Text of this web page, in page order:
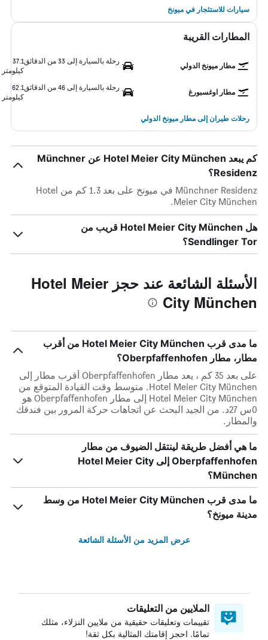
سيارات للاستئجار في ميونخ
المطارات القريبة
مطار ميونخ الدولي
رحلة بالسيارة إلى 33 من الدقائق
37.1
كيلومتر
مطار اوغسبورغ
رحلة بالسيارة إلى 46 من الدقائق
62.1
كيلومتر
رحلات طيران إلى مطار ميونخ الدولي
كم يبعد Hotel Meier City München عن Münchner
Residenz؟
Münchner Residenz في ميونخ على بعد 1.3 كم من Hotel
Meier City München.
هل Hotel Meier City München قريب من
Sendlinger Tor؟
الأسئلة الشائعة عند حجز Hotel Meier
City München
ما مدى قرب Hotel Meier City München من أقرب
مطار، مطار Oberpfaffenhofen؟
على بعد 35 كم ، يعد مطار Oberpfaffenhofen أقرب مطار إلى
Hotel Meier City München. متوسط وقت القيادة المتوقع من
Hotel Meier City München إلى مطار Oberpfaffenhofen هو
0س 27د. من الجيد البحث عن اتجاهات حركة المرور بين فندقك
والمطار.
ما هي أفضل طريقة لينتقل الضيوف من مطار
Oberpfaffenhofen إلى Hotel Meier City
München؟
ما مدى قرب Hotel Meier City München من وسط
مدينة ميونخ؟
عرض المزيد من الأسئلة الشائعة
الملايين من التعليقات
تقييمات وتعليقات حقيقية من ملايين النزلاء، مثلك
تمامًا. احجز إقامتك المثالية بكل ثقة!